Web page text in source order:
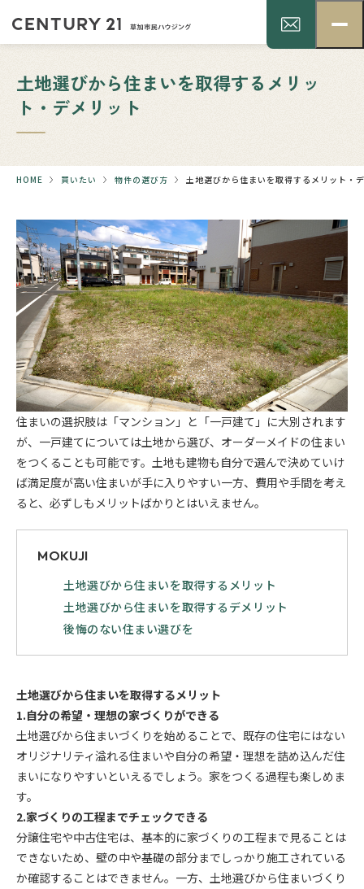
土地選びから住まいを取得するメリッ
ト・デメリット
HOME 買いたい 物件の選び方 土地選びから住まいを取得するメリット・
住まいの選択肢は「マンション」と「一戸建て」に大別されます
が、一戸建てについては土地から選び、オーダーメイドの住まい
をつくることも可能です。土地も建物も自分で選んで決めていけ
ば満足度が高い住まいが手に入りやすい一方、費用や手間を考え
ると、必ずしもメリットばかりとはいえません。
MOKUJI
土地選びから住まいを取得するメリット
土地選びから住まいを取得するデメリット
後悔のない住まい選びを
土地選びから住まいを取得するメリット
1.自分の希望・理想の家づくりができる
土地選びから住まいづくりを始めることで、既存の住宅にはない
オリジナリティ溢れる住まいや自分の希望・理想を詰め込んだ住
まいになりやすいといえるでしょう。家をつくる過程も楽しめま
す。
2.家づくりの工程までチェックできる
分譲住宅や中古住宅は、基本的に家づくりの工程まで見ることは
できないため、壁の中や基礎の部分までしっかり施工されている
か確認することはできません。一方、土地選びから住まいづくり